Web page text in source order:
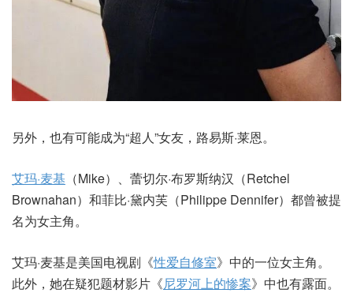
另外，也有可能成为“超人”女友，路易斯·莱恩。
艾玛·麦基 （Mike）、蕾切尔·布罗斯纳汉（Retchel
Brownahan）和菲比·黛内芙（Philippe Dennifer）都曾被提
名为女主角。
艾玛·麦基是美国电视剧《性爱自修室》中的一位女主角。
此外，她在疑犯题材影片《尼罗河上的惨案》中也有露面。